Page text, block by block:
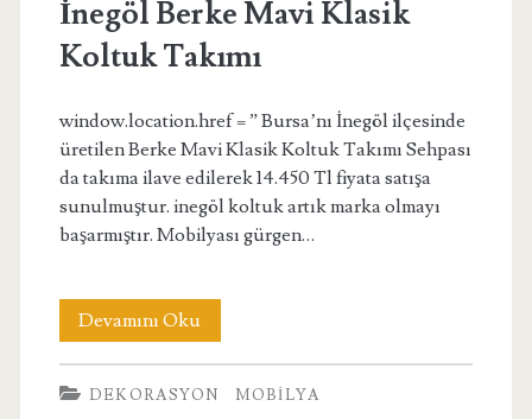
İnegöl Berke Mavi Klasik
Koltuk Takımı
window.location.href = ” Bursa’nı İnegöl ilçesinde
üretilen Berke Mavi Klasik Koltuk Takımı Sehpası
da takıma ilave edilerek 14.450 Tl fiyata satışa
sunulmuştur. inegöl koltuk artık marka olmayı
başarmıştır. Mobilyası gürgen…
Devamını Okuİnegöl
Berke
Mavi
DEKORASYON MOBILYA